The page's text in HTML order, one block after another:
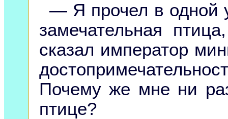
— Я прочел в одной
замечательная
сказал император
Почему же мне ни
птице?